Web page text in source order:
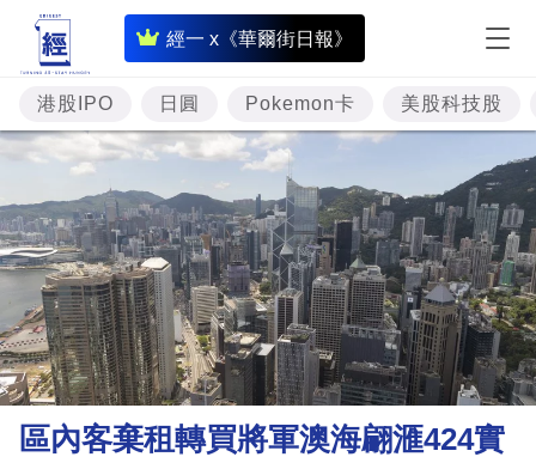
經一 x《華爾街日報》
即
時
財
經
題
投
資
樓
市
理
財
港股IPO 日圓 Pokemon卡 美股科技股
區內客棄租轉買將軍澳海翩滙424實